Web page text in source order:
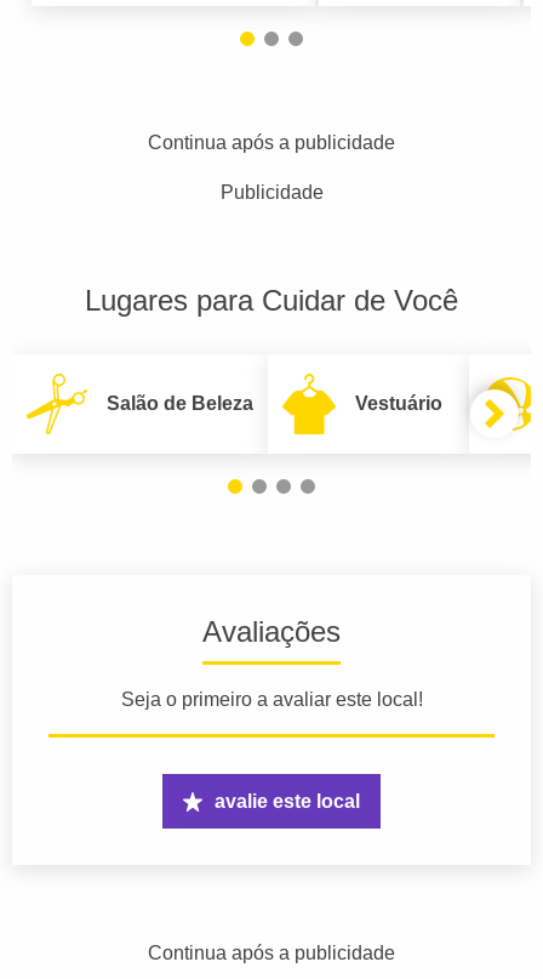
Continua após a publicidade
Publicidade
Lugares para Cuidar de Você
Salão de Beleza Vestuário
Avaliações
Seja o primeiro a avaliar este local!
avalie este local
Continua após a publicidade